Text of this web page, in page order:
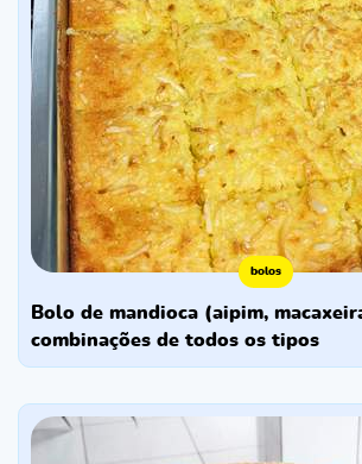
bolos
bolo de mandioca (aipim, macaxeira) &
combinações de todos os tipos